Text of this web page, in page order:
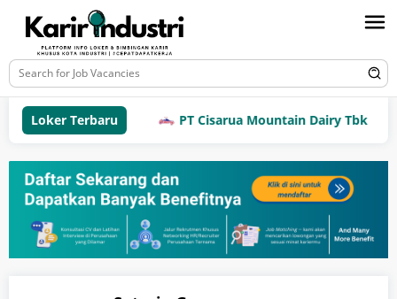
Loker Terbaru PT Cisarua Mountain Dairy Tbk